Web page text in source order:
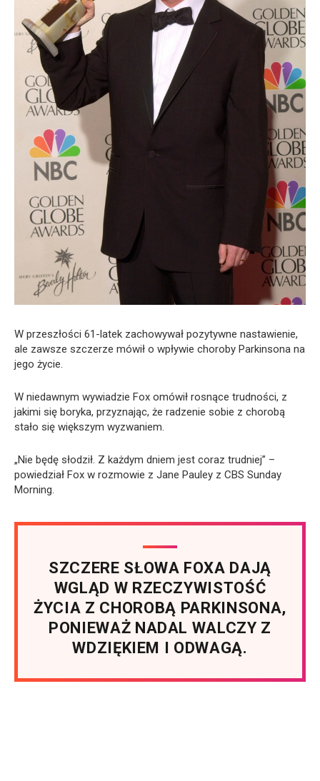
W przeszłości 61-latek zachowywał pozytywne nastawienie,
ale zawsze szczerze mówił o wpływie choroby Parkinsona na
jego życie.
W niedawnym wywiadzie Fox omówił rosnące trudności, z
jakimi się boryka, przyznając, że radzenie sobie z chorobą
stało się większym wyzwaniem.
„Nie będę słodził. Z każdym dniem jest coraz trudniej” –
powiedział Fox w rozmowie z Jane Pauley z CBS Sunday
Morning.
SZCZERE SŁOWA FOXA DAJĄ
WGLĄD W RZECZYWISTOŚĆ
ŻYCIA Z CHOROBĄ PARKINSONA,
PONIEWAŻ NADAL WALCZY Z
WDZIĘKIEM I ODWAGĄ.